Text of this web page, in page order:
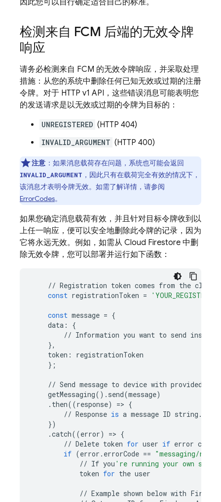
因此您可以自行确定适合自己的标准。
检测来自 FCM 后端的无效令牌
响应
请务必检测来自 FCM 的无效令牌响应，并采取处理
措施：从您的系统中删除任何已知无效或过期的注册
令牌。对于 HTTP v1 API，这些错误消息可能表明您
的发送请求是以无效或过期的令牌为目标的：
UNREGISTERED (HTTP 404)
INVALID_ARGUMENT (HTTP 400)
注意 ：如果消息载荷存在问题，系统也可能会返回
INVALID_ARGUMENT ，因此只有在载荷完全有效的情况下，
该消息才表明令牌无效。如需了解详情，请参阅
ErrorCodes。
如果您确定消息载荷有效，并且针对目标令牌收到以
上任一响应，便可以安全地删除此令牌的记录，因为
它将永远无效。例如，如需从 Cloud Firestore 中删
除无效令牌，您可以部署并运行如下函数：
// Registration token comes from the client
const registrationToken =
const message = {
data :
{
// Information you want to send inside
},
token :
registrationToken
};
// Send message to device with provided
getMessaging() . send(message)
. then((response) => {
// Response is a message ID string .
})
.catch((error) => {
// Delete token for user if error code
if (error . errorCode == "messaging/
// If you 're running your own
token for the user
// Example shown below with